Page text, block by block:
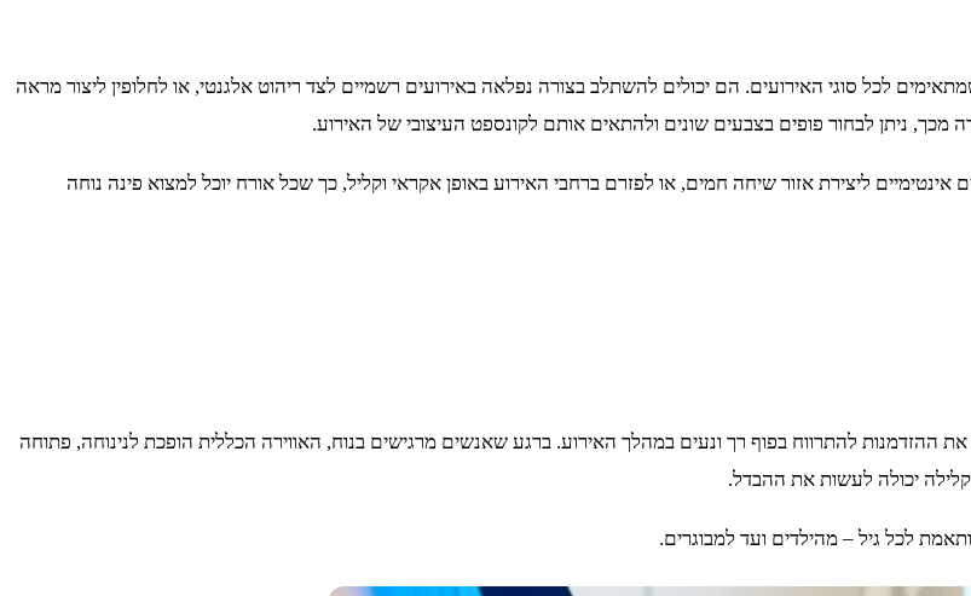
לכל סוגי האירועים. הם יכולים להשתלב בצורה נפלאה באירועים רשמיים לצד ריהוט אלגנטי, או לחלופין ליצור מראה
מכך, ניתן לבחור פופים בצבעים שונים ולהתאים אותם לקונספט העיצובי של האירוע.
ליצירת אזור שיחה חמים, או לפזרם ברחבי האירוע באופן אקראי וקליל, כך שכל אורח יוכל למצוא פינה נוחה
ההזדמנות להתרווח בפוף רך ונעים במהלך האירוע. ברגע שאנשים מרגישים בנוח, האווירה הכללית הופכת לנינוחה, פתוחה
יכולה לעשות את ההבדל.
לכל גיל – מהילדים ועד למבוגרים.